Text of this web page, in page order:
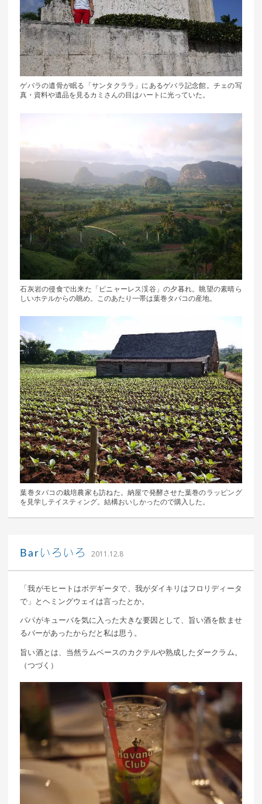
ゲバラの遺骨が眠る「サンタクララ」にあるゲバラ記念館。チェの写
真・資料や遺品を見るカミさんの目はハートに光っていた。
石灰岩の侵食で出来た「ピニャーレス渓谷」の夕暮れ。眺望の素晴ら
しいホテルからの眺め。このあたり一帯は葉巻タバコの産地。
葉巻タバコの栽培農家も訪ねた。納屋で発酵させた葉巻のラッピング
を見学しテイスティング。結構おいしかったので購入した。
Barいろいろ 2011.12.8｜ 更新日：
込山 敏郎
「我がモヒートはボデギータで、我がダイキリはフロリディータ
で」とヘミングウェイは言ったとか。
パパがキューバを気に入った大きな要因として、旨い酒を飲ませ
るバーがあったからだと私は思う。
旨い酒とは、当然ラムベースのカクテルや熟成したダークラム。
（つづく）